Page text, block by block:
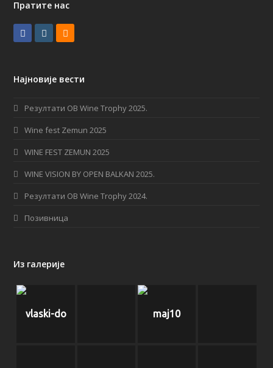
Пратите нас
e
b
t
a
g
m
Најновије вести
Резултати OB Wine Trophy 2025.
Wine fest Zemun 2025
WINE FEST ZEMUN 2025
WINE VISION BY OPEN BALKAN 2025.
Резултати OB Wine Trophy 2024.
Позивница
Из галерије
vlaski-do maj10